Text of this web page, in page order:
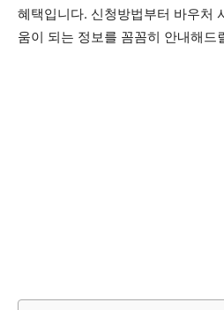
혜택입니다. 신청방법부터 바우처
움이 되는 정보를 꼼꼼히 안내해드